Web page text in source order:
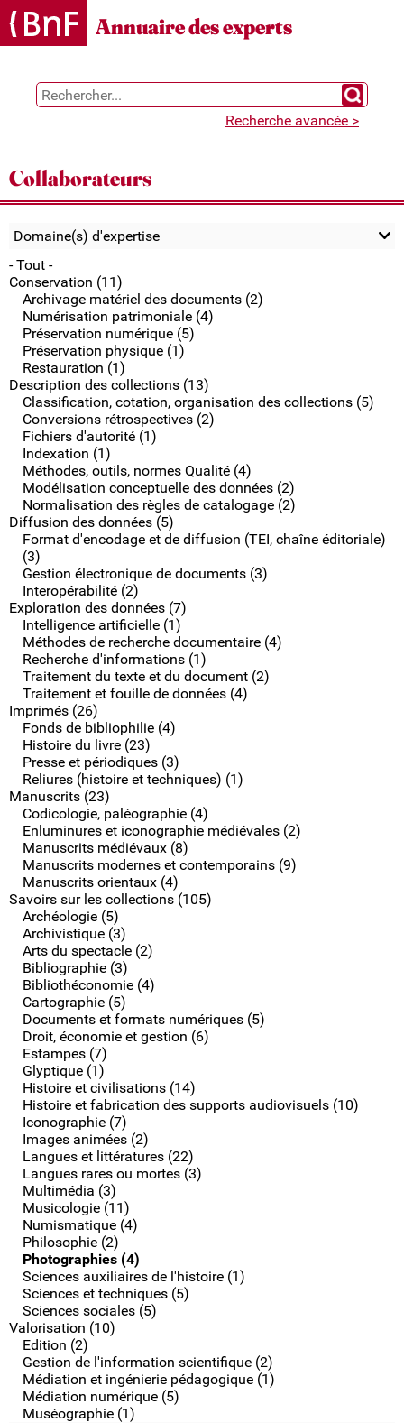
Gestion des cookies
Annuaire des experts
Chercher
Recherche avancée >
Collaborateurs
Domaine(s) d'expertise
- Tout -
Conservation (11)
Archivage matériel des documents (2)
Numérisation patrimoniale (4)
Préservation numérique (5)
Préservation physique (1)
Restauration (1)
Description des collections (13)
Classification, cotation, organisation des collections (5)
Conversions rétrospectives (2)
Fichiers d'autorité (1)
Indexation (1)
Méthodes, outils, normes Qualité (4)
Modélisation conceptuelle des données (2)
Normalisation des règles de catalogage (2)
Diffusion des données (5)
Format d'encodage et de diffusion (TEI, chaîne éditoriale)
(3)
Gestion électronique de documents (3)
Interopérabilité (2)
Exploration des données (7)
Intelligence artificielle (1)
Méthodes de recherche documentaire (4)
Recherche d'informations (1)
Traitement du texte et du document (2)
Traitement et fouille de données (4)
Imprimés (26)
Fonds de bibliophilie (4)
Histoire du livre (23)
Presse et périodiques (3)
Reliures (histoire et techniques) (1)
Manuscrits (23)
Codicologie, paléographie (4)
Enluminures et iconographie médiévales (2)
Manuscrits médiévaux (8)
Manuscrits modernes et contemporains (9)
Manuscrits orientaux (4)
Savoirs sur les collections (105)
Archéologie (5)
Archivistique (3)
Arts du spectacle (2)
Bibliographie (3)
Bibliothéconomie (4)
Cartographie (5)
Documents et formats numériques (5)
Droit, économie et gestion (6)
Estampes (7)
Glyptique (1)
Histoire et civilisations (14)
Histoire et fabrication des supports audiovisuels (10)
Iconographie (7)
Images animées (2)
Langues et littératures (22)
Langues rares ou mortes (3)
Multimédia (3)
Musicologie (11)
Numismatique (4)
Philosophie (2)
Photographies (4)
Sciences auxiliaires de l'histoire (1)
Sciences et techniques (5)
Sciences sociales (5)
Valorisation (10)
Edition (2)
Gestion de l'information scientifique (2)
Médiation et ingénierie pédagogique (1)
Médiation numérique (5)
Muséographie (1)